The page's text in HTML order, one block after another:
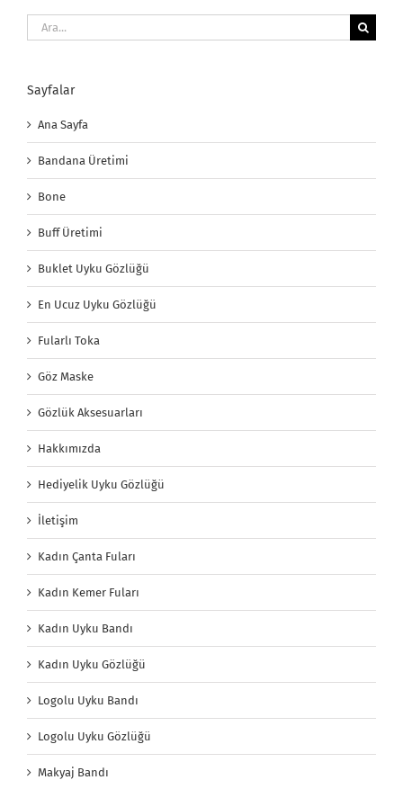
Ara:
Sayfalar
Ana Sayfa
Bandana Üretimi
Bone
Buff Üretimi
Buklet Uyku Gözlüğü
En Ucuz Uyku Gözlüğü
Fularlı Toka
Göz Maske
Gözlük Aksesuarları
Hakkımızda
Hediyelik Uyku Gözlüğü
İletişim
Kadın Çanta Fuları
Kadın Kemer Fuları
Kadın Uyku Bandı
Kadın Uyku Gözlüğü
Logolu Uyku Bandı
Logolu Uyku Gözlüğü
Makyaj Bandı